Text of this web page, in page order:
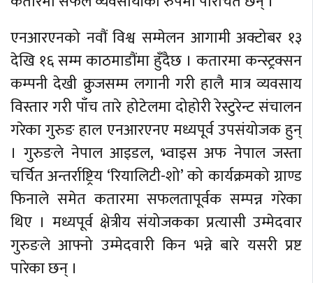
एनआरएनको नवौं विश्व सम्मेलन आगामी अक्टोबर १३
देखि १६ सम्म काठमाडौंमा हुँदैछ । कतारमा कन्स्ट्रक्सन
कम्पनी देखी क्रुजसम्म लगानी गरी हालै मात्र व्यवसाय
विस्तार गरी पाँच तारे होटेलमा दोहोरी रेस्टुरेन्ट संचालन
गरेका गुरुङ हाल एनआरएनए मध्यपूर्व उपसंयोजक हुन्
। गुरुङले नेपाल आइडल, भ्वाइस अफ नेपाल जस्ता
चर्चित अन्तर्राष्ट्रिय ‘रियालिटी-शो’ को कार्यक्रमको ग्राण्ड
फिनाले समेत कतारमा सफलतापूर्वक सम्पन्न गरेका
थिए । मध्यपूर्व क्षेत्रीय संयोजकका प्रत्यासी उम्मेदवार
गुरुङले आफ्नो उम्मेदवारी किन भन्ने बारे यसरी प्रष्ट
पारेका छन् ।